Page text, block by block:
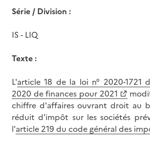
Série / Division :
IS - LIQ
Texte :
L'article 18 de la loi n° 2020-1721
2020 de finances pour 2021
chiffre d'affaires ouvrant droit au
réduit d'impôt sur les sociétés
l'article 219 du code général des